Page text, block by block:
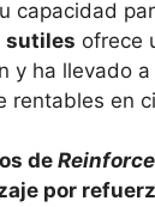
capacidad
sutiles ofrece
y ha llevado
rentables en
de
por